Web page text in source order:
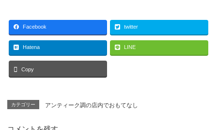
Facebook twitter
Hatena LINE
Copy
カテゴリー アンティーク調の店内でおもてなし